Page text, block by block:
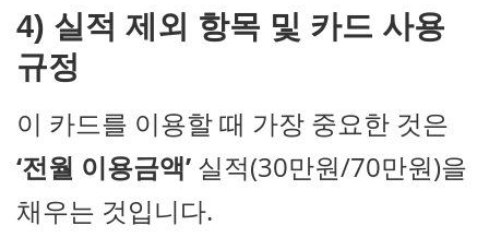
4) 실적 제외 항목 및 카드 사용
규정
이 카드를 이용할 때 가장 중요한 것은
‘전월 이용금액’ 실적(30만원/70만원)을
채우는 것입니다.